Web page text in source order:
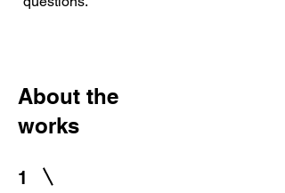
About the
works
1